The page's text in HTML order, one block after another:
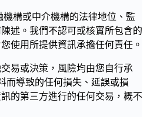
構或中介機構的法律地位、監
述。我們不認可或核實所包含的
使用所提供資訊承擔任何責任。
易或決策，風險均由您自行承
而導致的任何損失、延誤或損
的第三方進行的任何交易，概不